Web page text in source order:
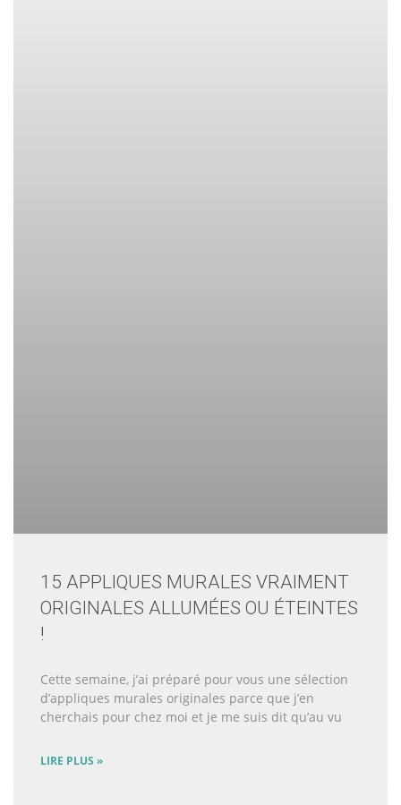
15 APPLIQUES MURALES VRAIMENT
ORIGINALES ALLUMÉES OU ÉTEINTES
!
Cette semaine, j’ai préparé pour vous une sélection
d’appliques murales originales parce que j’en
cherchais pour chez moi et je me suis dit qu’au vu
LIRE PLUS »